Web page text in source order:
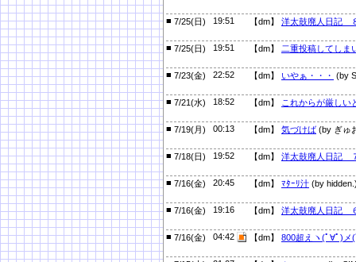
■ 7/25(日) 19:51 【dm】 洋太鼓廃人日記
■ 7/25(日) 19:51 【dm】 二重投稿してしま
■ 7/23(金) 22:52 【dm】 いやぁ・・・ (by
■ 7/21(水) 18:52 【dm】 これからが厳し
■ 7/19(月) 00:13 【dm】 気づけば (by ぎゅ
■ 7/18(日) 19:52 【dm】 洋太鼓廃人日記
■ 7/16(金) 20:45 【dm】 ﾏﾀｰﾘ汁 (by
■ 7/16(金) 19:16 【dm】 洋太鼓廃人日記
■ 7/16(金) 04:42 【dm】 800超えヽ(ﾟ∀ﾟ)メ